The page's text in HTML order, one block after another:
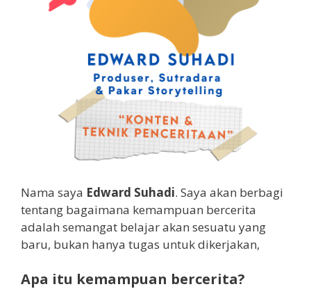
Nama saya Edward Suhadi. Saya akan berbagi
tentang bagaimana kemampuan bercerita
adalah semangat belajar akan sesuatu yang
baru, bukan hanya tugas untuk dikerjakan,
Apa itu kemampuan bercerita?